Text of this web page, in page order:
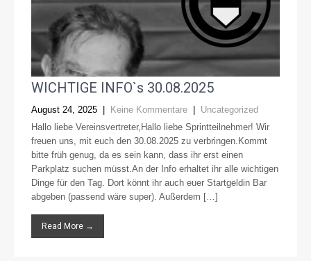
WICHTIGE INFO`s 30.08.2025
August 24, 2025 Keine Kommentare
Uncategorized
Hallo liebe Vereinsvertreter,Hallo liebe Sprintteilnehmer! Wir
freuen uns, mit euch den 30.08.2025 zu verbringen.Kommt
bitte früh genug, da es sein kann, dass ihr erst einen
Parkplatz suchen müsst.An der Info erhaltet ihr alle wichtigen
Dinge für den Tag. Dort könnt ihr auch euer Startgeldin Bar
abgeben (passend wäre super). Außerdem […]
Read More →